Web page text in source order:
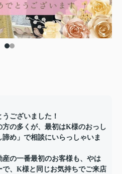
ございました！
方の多くが、最初はK様のおっし
諦め」で相談にいらっしゃいま
産の一番最初のお客様も、やは
で、K様と同じお気持ちでご来店